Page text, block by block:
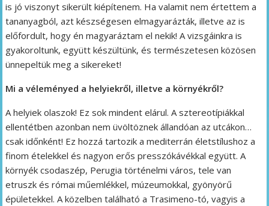
is jó viszonyt sikerült kiépítenem. Ha valamit nem értettem a
tananyagból, azt készségesen elmagyarázták, illetve az is
előfordult, hogy én magyaráztam el nekik! A vizsgáinkra is
gyakoroltunk, együtt készültünk, és természetesen közösen
ünnepeltük meg a sikereket!
Mi a véleményed a helyiekről, illetve a környékről?
A helyiek olaszok! Ez sok mindent elárul. A sztereotípiákkal
ellentétben azonban nem üvöltöznek állandóan az utcákon…
csak időnként! Ez hozzá tartozik a mediterrán életstílushoz a
finom ételekkel és nagyon erős presszókávékkal együtt. A
környék csodaszép, Perugia történelmi város, tele van
etruszk és római műemlékkel, múzeumokkal, gyönyörű
épületekkel. A közelben található a Trasimeno-tó, vagyis a